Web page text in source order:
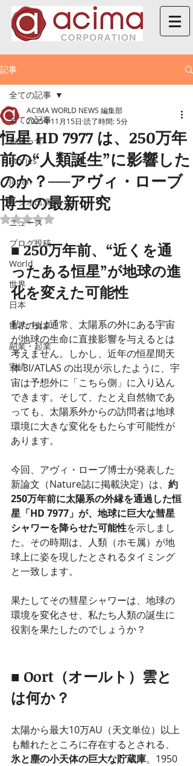
記事
全ての記事
お知らせ
Stories
Japan
ラジオ出演
ニュース
ブログ投稿
World
世界
日本
世界の食卓
副業・起業
実績
全ての記事
恒星 HD 7977 は、250万年
前の“人類誕生”に影響した
のか？──アヴィ・ローブ
博士の最新研究
ACIMA WORLD NEWS 編集部
2025年11月15日 読了時間: 5分
5つ星のうちNaNと評価されています。
■ 250万年前、“近くを通
ったある恒星”が地球の進
化を変えた可能性
私たちは通常、太陽系の外にある宇宙
が地球の生命に直接影響を与えるとは
考えません。しかし、近年の恒星間天
体 3I/ATLAS の出現が示したように、宇
宙は予想外に「こちら側」に入り込ん
できます。そして、たとえ自然物であ
っても、太陽系外からの訪問者は地球
環境に大きな変化をもたらす可能性が
あります。
今回、アヴィ・ローブ博士が発表した
新論文（Nature誌に掲載決定）は、 約
250万年前に太陽系の外縁を通過した恒
星「HD 7977」が、地球に巨大な彗星
シャワーを降らせた可能性を示しまし
た。その時期は、人類（ホモ属）が地
球上に姿を現したとされるタイミング
と一致します。
果たしてその彗星シャワーは、地球の
環境を変化させ、私たち人類の誕生に
役割を果たしたのでしょうか？
■ Oort（オールト）雲と
は何か？
太陽から最大10万AU（天文単位）以上
も離れたところに存在するとされる、
氷と塵の小天体の巨大な貯蔵庫。1950